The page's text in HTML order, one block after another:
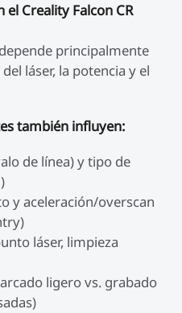
Creality Falcon CR
principalmente
láser, la potencia y el
también influyen:
de línea) y tipo de
y aceleración/overscan
láser, limpieza
ligero vs. grabado